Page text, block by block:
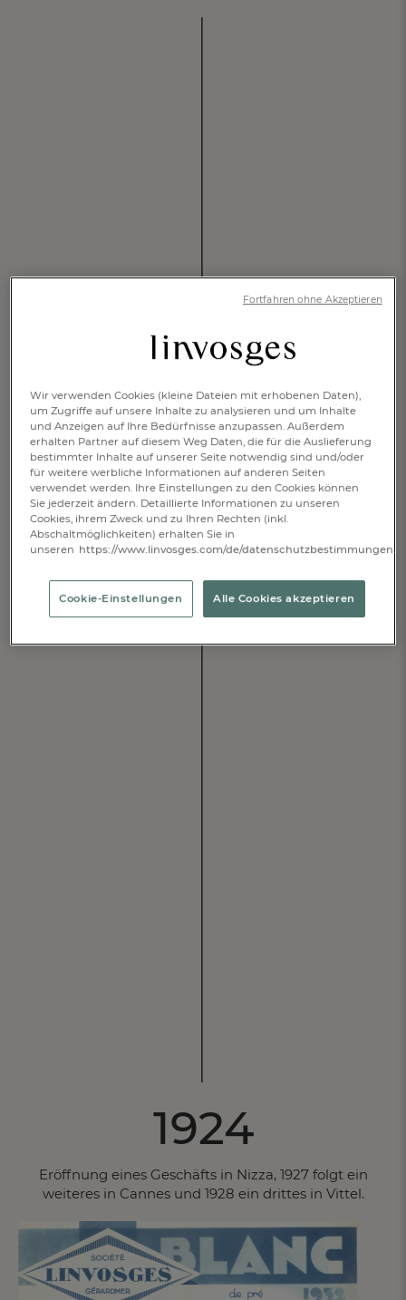
1923
Gründung des Unternehmens Le Linge des Vosges (zu
dt. Textilien aus den Vogesen) im Februar 1923
1924
Eröffnung eines Geschäfts in Nizza, 1927 folgt ein
weiteres in Cannes und 1928 ein drittes in Vittel.
Wir verwenden Cookies (kleine Dateien mit erhobenen Daten),
um Zugriffe auf unsere Inhalte zu analysieren und um Inhalte
und Anzeigen auf Ihre Bedürfnisse anzupassen. Außerdem
erhalten Partner auf diesem Weg Daten, die für die Auslieferung
bestimmter Inhalte auf unserer Seite notwendig sind und/oder
für weitere werbliche Informationen auf anderen Seiten
verwendet werden. Ihre Einstellungen zu den Cookies können
Sie jederzeit ändern. Detaillierte Informationen zu unseren
Cookies, ihrem Zweck und zu Ihren Rechten (inkl.
Abschaltmöglichkeiten) erhalten Sie in
unseren https://www.linvosges.com/de/
Cookie-Einstellungen Alle Cookies akzeptieren
Fortfahren ohne Akzeptieren